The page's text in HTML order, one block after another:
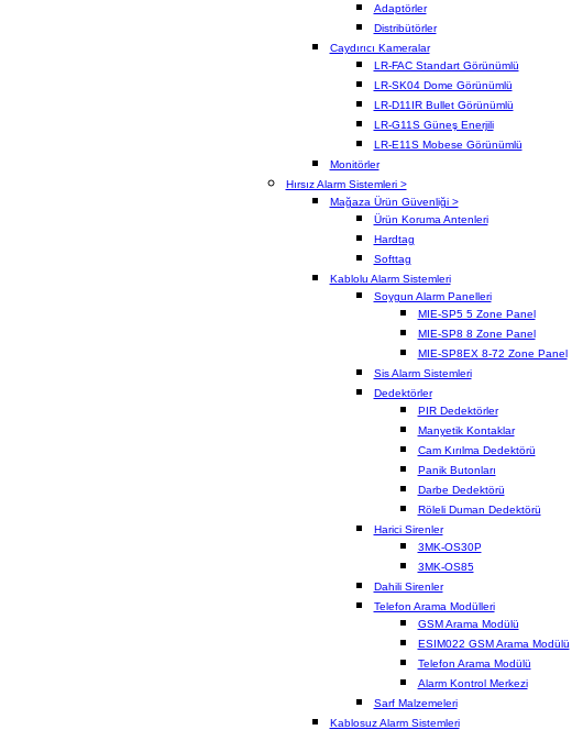
Adaptörler
Distribütörler
Caydırıcı Kameralar
LR-FAC Standart Görünümlü
LR-SK04 Dome Görünümlü
LR-D11IR Bullet Görünümlü
LR-G11S Güneş Enerjili
LR-E11S Mobese Görünümlü
Monitörler
Hırsız Alarm Sistemleri >
Mağaza Ürün Güvenliği >
Ürün Koruma Antenleri
Hardtag
Softtag
Kablolu Alarm Sistemleri
Soygun Alarm Panelleri
MIE-SP5 5 Zone Panel
MIE-SP8 8 Zone Panel
MIE-SP8EX 8-72 Zone Panel
Sis Alarm Sistemleri
Dedektörler
PIR Dedektörler
Manyetik Kontaklar
Cam Kırılma Dedektörü
Panik Butonları
Darbe Dedektörü
Röleli Duman Dedektörü
Harici Sirenler
3MK-OS30P
3MK-OS85
Dahili Sirenler
Telefon Arama Modülleri
GSM Arama Modülü
ESIM022 GSM Arama Modülü
Telefon Arama Modülü
Alarm Kontrol Merkezi
Sarf Malzemeleri
Kablosuz Alarm Sistemleri